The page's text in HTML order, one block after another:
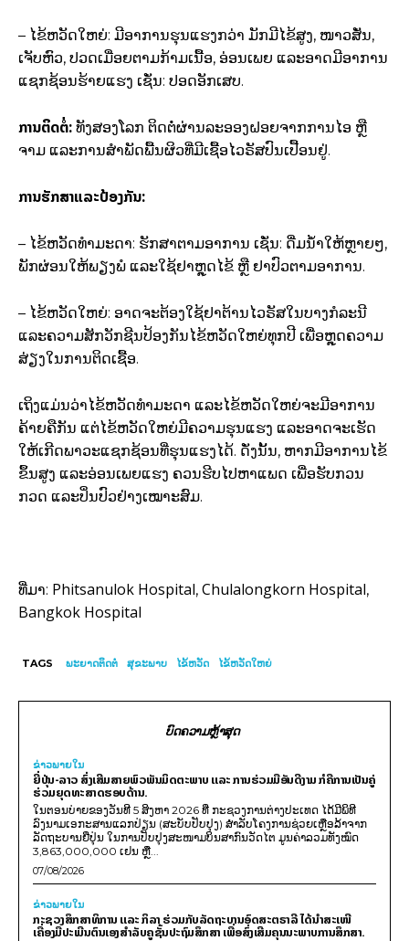
– ໄຂ້ຫວັດໃຫຍ່: ມີອາການຮຸນແຮງກວ່າ ມັກມີໄຂ້ສູງ, ໜາວສັ່ນ,
ເຈັບຫົວ, ປວດເມື່ອຍຕາມກ້າມເນື້ອ, ອ່ອນເພຍ ແລະອາດມີອາການ
ແຊກຊ້ອນຮ້າຍແຮງ ເຊັ່ນ: ປອດອັກເສບ.
ການຕິດຕໍ່: ທັງສອງໂລກ ຕິດຕໍ່ຜ່ານລະອອງຝອຍຈາກການໄອ ຫຼື
ຈາມ ແລະການສຳພັດພື້ນຜິວທີ່ມີເຊື້ອໄວຣັສປົນເປື້ອນຢູ່.
ການຮັກສາແລະປ້ອງກັນ:
– ໄຂ້ຫວັດທຳມະດາ: ຮັກສາຕາມອາການ ເຊັ່ນ: ດື່ມນ້ຳໃຫ້ຫຼາຍໆ,
ພັກຜ່ອນໃຫ້ພຽງພໍ ແລະໃຊ້ຢາຫຼຸດໄຂ້ ຫຼື ຢາປົວຕາມອາການ.
– ໄຂ້ຫວັດໃຫຍ່: ອາດຈະຕ້ອງໃຊ້ຢາຕ້ານໄວຣັສໃນບາງກໍລະນີ
ແລະຄວາມສັກວັກຊີນປ້ອງກັນໄຂ້ຫວັດໃຫຍ່ທຸກປີ ເພື່ອຫຼຸດຄວາມ
ສ່ຽງໃນການຕິດເຊື້ອ.
ເຖິງແມ່ນວ່າໄຂ້ຫວັດທຳມະດາ ແລະໄຂ້ຫວັດໃຫຍ່ຈະມີອາການ
ຄ້າຍຄືກັນ ແຕ່ໄຂ້ຫວັດໃຫຍ່ມີຄວາມຮຸນແຮງ ແລະອາດຈະເຮັດ
ໃຫ້ເກີດພາວະແຊກຊ້ອນທີ່ຮຸນແຮງໄດ້.​ ດັ່ງນັ້ນ, ຫາກມີອາການໄຂ້
ຂຶ້ນສູງ ແລະອ່ອນເພຍແຮງ ຄວນຮີບໄປຫາແພດ ເພື່ອຮັບກວນ
ກວດ ແລະປິ່ນປົວຢ່າງເໝາະສົມ.
ທີ່ມາ: Phitsanulok Hospital, Chulalongkorn Hospital,
Bangkok Hospital
TAGS ພະຍາດຕິດຕໍ່ ສຸຂະພາບ ໄຂ້ຫວັດ ໄຂ້ຫວັດໃຫຍ່
ບົດຄວາມຫຼ້າສຸດ
ຂ່າວພາຍ​ໃນ
ຍີ່ປຸ່ນ-ລາວ ສົ່ງເສີມສາຍພົວພັນມິດຕະພາບ ແລະ ການຮ່ວມມືອັນດີງາມ ກໍຄືການເປັນຄູ່
ຮ່ວມຍຸດທະສາດຮອບດ້ານ.
ໃນຕອນບ່າຍຂອງວັນທີ 5 ສິງຫາ 2026 ທີ່ ກະຊວງການຕ່າງປະເທດ ໄດ້ມີພິທີ
ລົງນາມເອກະສານແລກປ່ຽນ (ສະບັບປັບປຸງ) ສໍາລັບໂຄງການຊ່ວຍເຫຼືອລ້າຈາກ
ລັດຖະບານຍີ່ປຸ່ນ ໃນການປັບປຸງສະໜາມບິນສາກົນວັດໄຕ ມູນຄ່າລວມທັງໝົດ
3,863,000,000 ເຢນ ຫຼື...
07/08/2026
ຂ່າວພາຍ​ໃນ
ກະຊວງສຶກສາທິການ ແລະ ກິລາ ຮ່ວມກັບລັດຖະບານອົດສະຕຣາລີ ໄດ້ນຳສະເໜີ
ເຄື່ອງມືປະເມີນຕົນເອງສຳລັບຄູຊັ້ນປະຖົມສຶກສາ ເພື່ອສົ່ງເສີມຄຸນນະພາບການສຶກສາ.